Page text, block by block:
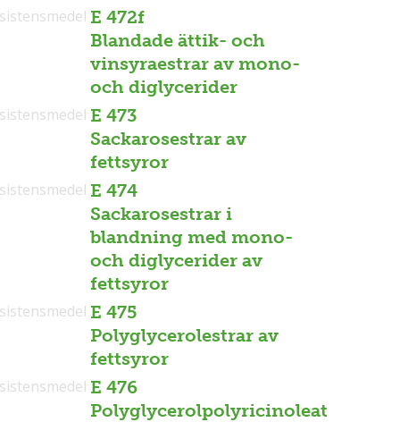
E 472f
Blandade ättik- och
vinsyraestrar av mono-
och diglycerider
E 473
Sackarosestrar av
fettsyror
E 474
Sackarosestrar i
blandning med mono-
och diglycerider av
fettsyror
E 475
Polyglycerolestrar av
fettsyror
E 476
Polyglycerolpolyricinoleat